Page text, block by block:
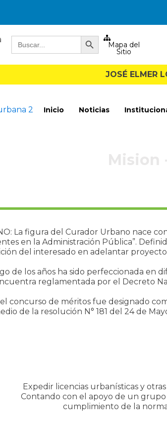
Buscar: Botón de búsqueda
Mapa del
Sitio
JOSÉ ELMER
Inicio Noticias
La figura del Curador Urbano nace
en la Administración Pública”.
del interesado en adelantar
de los años ha sido perfeccionada
reglamentada por el Decreto
concurso de méritos fue designado
de la resolución N° 181 del 24 de
Expedir licencias urbanísticas y
Contando con el apoyo de un grupo
cumplimiento de la